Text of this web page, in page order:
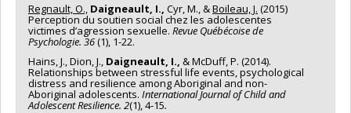
Regnault, O., Daigneault, I., Cyr, M., &Boileau, J. (2015)
Perception du soutien social chez les adolescentes
victimes d’agression sexuelle. Revue Québécoise de
Psychologie. 36(1), 1-22.
Hains, J., Dion, J., Daigneault, I., & McDuff, P. (2014).
Relationships between stressful life events, psychological
distress and resilience among Aboriginal and non-
Aboriginal adolescents. International Journal of Child and
Adolescent Resilience. 2(1), 4-15.